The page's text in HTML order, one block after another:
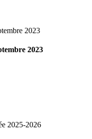
2023